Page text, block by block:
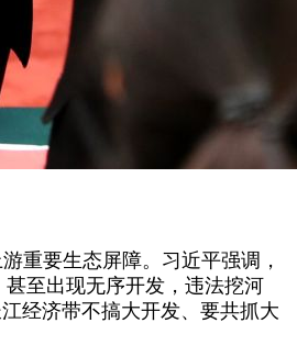
重要生态屏障。习近平强调，
至出现无序开发，违法挖河
经济带不搞大开发、要共抓大